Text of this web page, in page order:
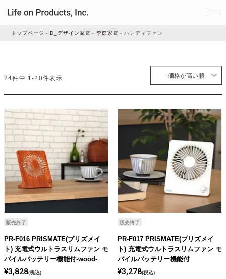
家事・生活雑貨
ルームフレグランス
ビューティー
デジタル雑貨
アクセサリー・消耗品
トップページ D_デザイン家電 季節家電 ハンディファン
価格が高い順
24件中 1-20件表示
販売終了
PR-F016 PRISMATE(プリズメイ
ト) 充電式ウルトラスリムファン モ
バイルバッテリー機能付-wood-
¥3,828 税込
販売終了
PR-F017 PRISMATE(プリズメイ
ト) 充電式ウルトラスリムファン モ
バイルバッテリー機能付
¥3,278 税込